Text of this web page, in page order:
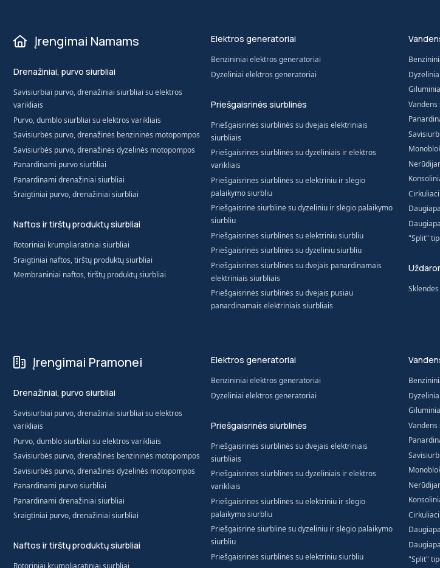
Įrengimai Namams Elektros generatoriai
Benzininiai elektros generatoriai
Dyzeliniai elektros generatoriai
"Split"
Drenažiniai, purvo siurbliai
Savisiurbiai purvo, drenažiniai siurbliai su elektros
varikliais
Purvo, dumblo siurbliai su elektros varikliais
Savisiurbės purvo, drenažinės benzininės motopompos
Savisiurbės purvo, drenažinės dyzelinės motopompos
Panardinami purvo siurbliai
Panardinami drenažiniai siurbliai
Sraigtiniai purvo, drenažiniai siurbliai
Priešgaisrinės siurblinės
Priešgaisrinės siurblinės su dvejais elektriniais
siurbliais
Priešgaisrinės siurblinės su dyzeliniais ir elektros
varikliais
Priešgaisrinės siurblinės su elektriniu ir slėgio
palaikymo siurbliu
Priešgaisrinė siurblinė su dyzeliniu ir slėgio palaikymo
siurbliu
Priešgaisrinės siurblinės su elektriniu siurbliu
Priešgaisrinės siurblinės su dyzeliniu siurbliu
Priešgaisrinės siurblinės su dvejais panardinamais
elektriniais siurbliais
Priešgaisrinės siurblinės su dvejais pusiau
panardinamais elektriniais siurbliais
Naftos ir tirštų produktų siurbliai
Rotoriniai krumpliaratiniai siurbliai
Sraigtiniai naftos, tirštų produktų siurbliai
Membraniniai naftos, tirštų produktų siurbliai
Sklendės
Įrengimai Pramonei Elektros generatoriai
Benzininiai elektros generatoriai
Dyzeliniai elektros generatoriai
"Split"
Drenažiniai, purvo siurbliai
Savisiurbiai purvo, drenažiniai siurbliai su elektros
varikliais
Purvo, dumblo siurbliai su elektros varikliais
Savisiurbės purvo, drenažinės benzininės motopompos
Savisiurbės purvo, drenažinės dyzelinės motopompos
Panardinami purvo siurbliai
Panardinami drenažiniai siurbliai
Sraigtiniai purvo, drenažiniai siurbliai
Priešgaisrinės siurblinės
Priešgaisrinės siurblinės su dvejais elektriniais
siurbliais
Priešgaisrinės siurblinės su dyzeliniais ir elektros
varikliais
Priešgaisrinės siurblinės su elektriniu ir slėgio
palaikymo siurbliu
Priešgaisrinė siurblinė su dyzeliniu ir slėgio palaikymo
siurbliu
Priešgaisrinės siurblinės su elektriniu siurbliu
Naftos ir tirštų produktų siurbliai
Rotoriniai krumpliaratiniai siurbliai